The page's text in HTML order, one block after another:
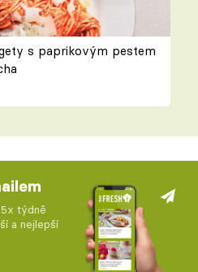
s paprikovým pestem
5x týdně
a nejlepší